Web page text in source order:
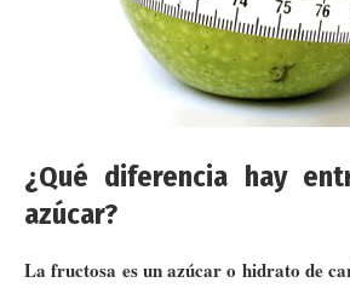
¿Qué diferencia hay
azúcar?
La fructosa es un azúcar o hidrato de